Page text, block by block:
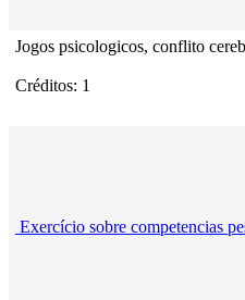
Jogos psicologicos, conflito
Créditos: 1
Exercício sobre competencias